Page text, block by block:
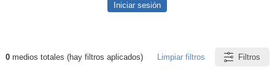
Iniciar sesión
Resultados de: Primaria
0medios totales (hay filtros aplicados) Limpiar filtros Filtros